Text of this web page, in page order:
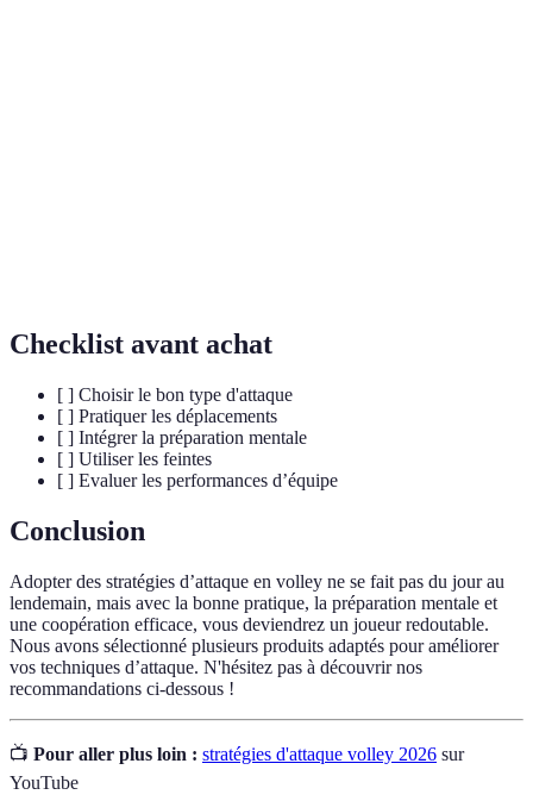
Checklist avant achat
[ ] Choisir le bon type d'attaque
[ ] Pratiquer les déplacements
[ ] Intégrer la préparation mentale
[ ] Utiliser les feintes
[ ] Evaluer les performances d’équipe
Conclusion
Adopter des stratégies d’attaque en volley ne se fait pas du jour au
lendemain, mais avec la bonne pratique, la préparation mentale et
une coopération efficace, vous deviendrez un joueur redoutable.
Nous avons sélectionné plusieurs produits adaptés pour améliorer
vos techniques d’attaque. N'hésitez pas à découvrir nos
recommandations ci-dessous !
📺 Pour aller plus loin : stratégies d'attaque volley 2026 sur
YouTube